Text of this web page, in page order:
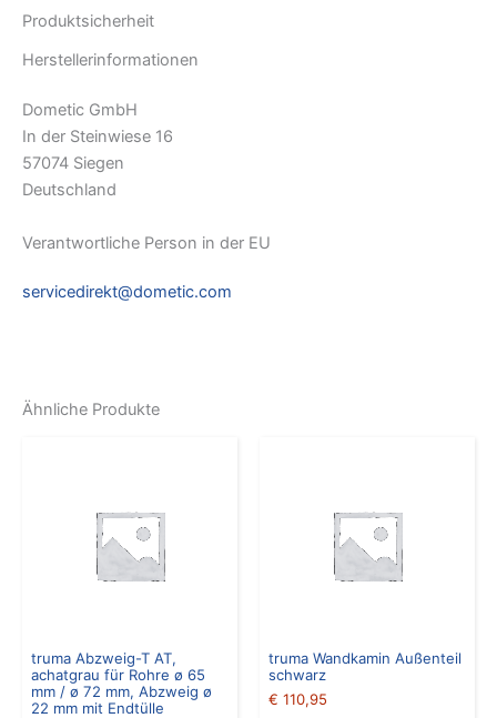
Produktsicherheit
Herstellerinformationen
Dometic GmbH
In der Steinwiese 16
57074 Siegen
Deutschland
Verantwortliche Person in der EU
servicedirekt@dometic.com
Ähnliche Produkte
truma Abzweig-T AT,
achatgrau für Rohre ø 65
mm / ø 72 mm, Abzweig ø
22 mm mit Endtülle
truma Wandkamin Außenteil
schwarz
€ 110,95